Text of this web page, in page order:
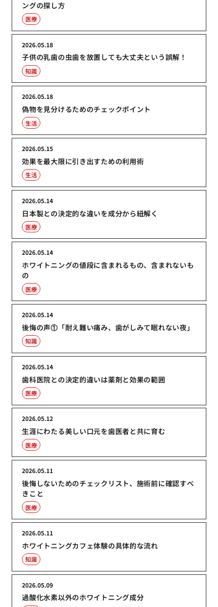
ングの探し方
医療
子供の乳歯の虫歯を放置しても大丈夫という誤解！
2026.05.18
知識
偽物を見分けるためのチェックポイント
2026.05.18
生活
効果を最大限に引き出すための利用術
2026.05.15
生活
日本製との決定的な違いを成分から紐解く
2026.05.14
医療
ホワイトニングの値段に含まれるもの、含まれないも
の
2026.05.14
医療
後悔の声①「耐え難い痛み、歯がしみて眠れない夜」
2026.05.14
知識
歯科医院との決定的違いは薬剤と効果の範囲
2026.05.14
医療
生涯にわたる美しい口元を歯医者と共に育む
2026.05.12
医療
後悔しないためのチェックリスト、施術前に確認すべ
きこと
2026.05.11
医療
ホワイトニングカフェ体験の具体的な流れ
2026.05.11
知識
過酸化水素以外のホワイトニング成分
2026.05.09